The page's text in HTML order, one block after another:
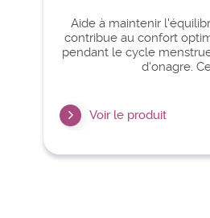
Aide à maintenir
contribue au confort
pendant le cycle
d'onagre.
Voir le produit